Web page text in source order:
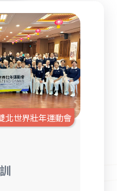
北世界壯年運動會